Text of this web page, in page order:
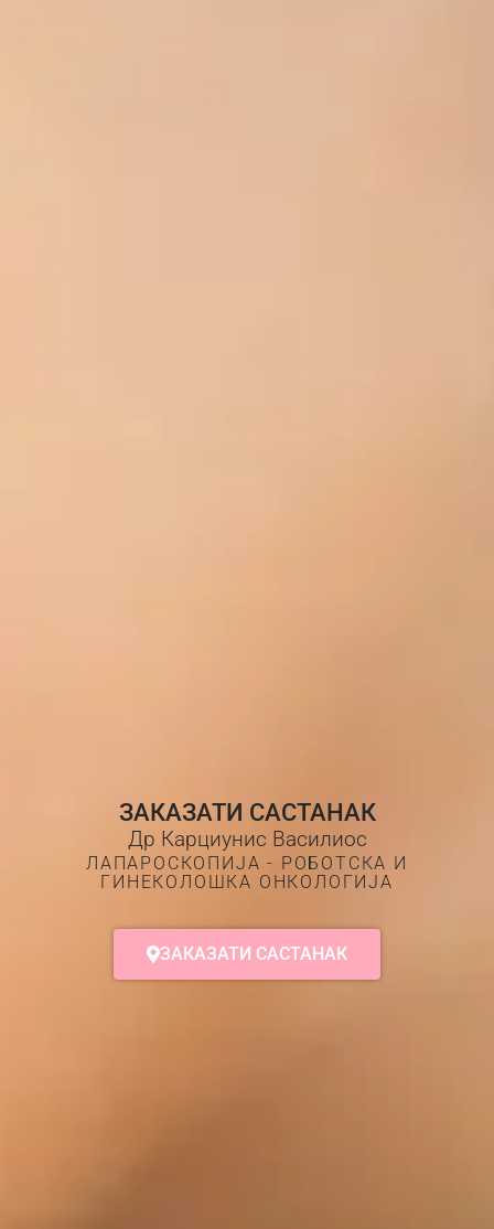
ЗАКАЗАТИ САСТАНАК
Др Карциунис Василиос
ЛАПАРОСКОПИЈА - РОБОТСКА И
ГИНЕКОЛОШКА ОНКОЛОГИЈА
ЗАКАЗАТИ САСТАНАК